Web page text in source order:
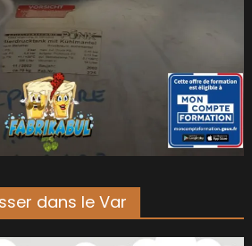
dans le Var